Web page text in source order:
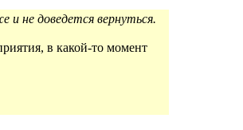
не доведется вернуться.
в какой-то момент